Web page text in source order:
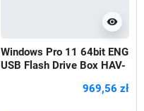
visibility
Windows Pro 11 64bit ENG
USB Flash Drive Box HAV-
969,56 zł